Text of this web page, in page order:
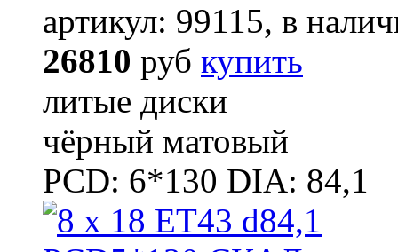
артикул: 99115, в
26810 руб купить
литые диски
чёрный матовый
PCD: 6*130 DIA: 84,1